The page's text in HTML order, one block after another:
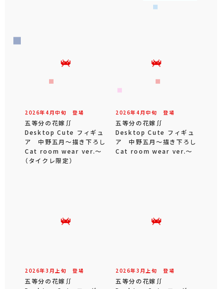
2026年4 月中旬 登場
五等分の花嫁∬
Desktop Cute フィギュ
ア 中野五月～描き下ろし
Cat room wear ver.～
（タイクレ限定）
2026年4 月中旬 登場
五等分の花嫁∬
Desktop Cute フィギュ
ア 中野五月～描き下ろし
Cat room wear ver.～
2026年3 月 上旬 登場
五等分の花嫁∬
2026年3 月 上旬 登場
五等分の花嫁∬